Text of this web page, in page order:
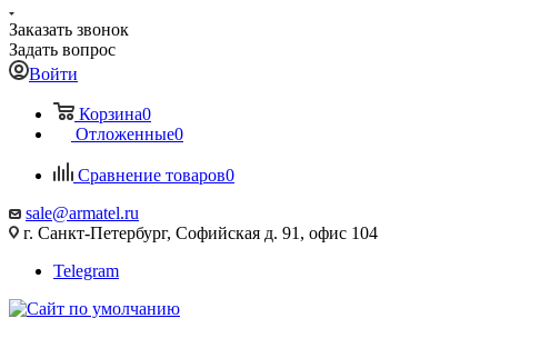
Заказать звонок
Задать вопрос
Войти
Корзина0
Отложенные0
Сравнение товаров0
sale@armatel.ru
г. Санкт-Петербург, Софийская д. 91, офис 104
Telegram